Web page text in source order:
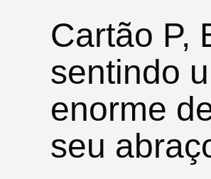
Cartão P,
sentindo
enorme
seu